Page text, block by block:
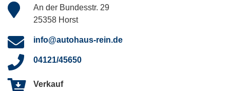
An der Bundesstr. 29
25358 Horst
info@autohaus-rein.de
04121/45650
Verkauf